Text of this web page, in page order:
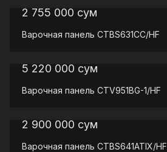
2 755 000 сум
Варочная панель CTBS631CC/HF
5 220 000 сум
Варочная панель CTV951BG-1/HF
2 900 000 сум
Варочная панель CTBS641ATIX/HF